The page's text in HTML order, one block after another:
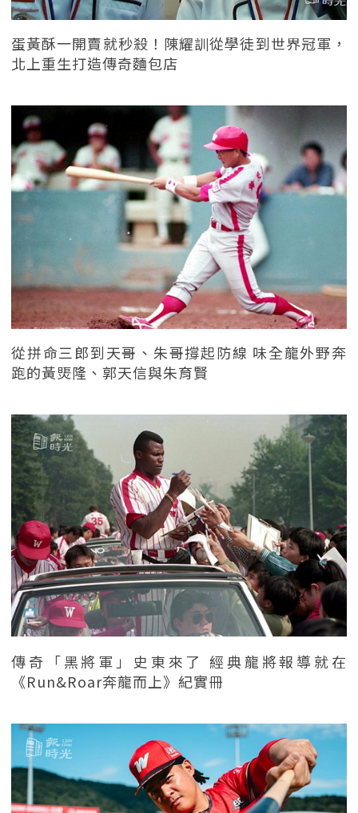
蛋黃酥一開賣就秒殺！陳耀訓從學徒到世界冠軍，
北上重生打造傳奇麵包店
從拼命三郎到天哥、朱哥撐起防線 味全龍外野奔
跑的黃煚隆、郭天信與朱育賢
傳奇「黑將軍」史東來了 經典龍將報導就在
《Run&Roar奔龍而上》紀實冊